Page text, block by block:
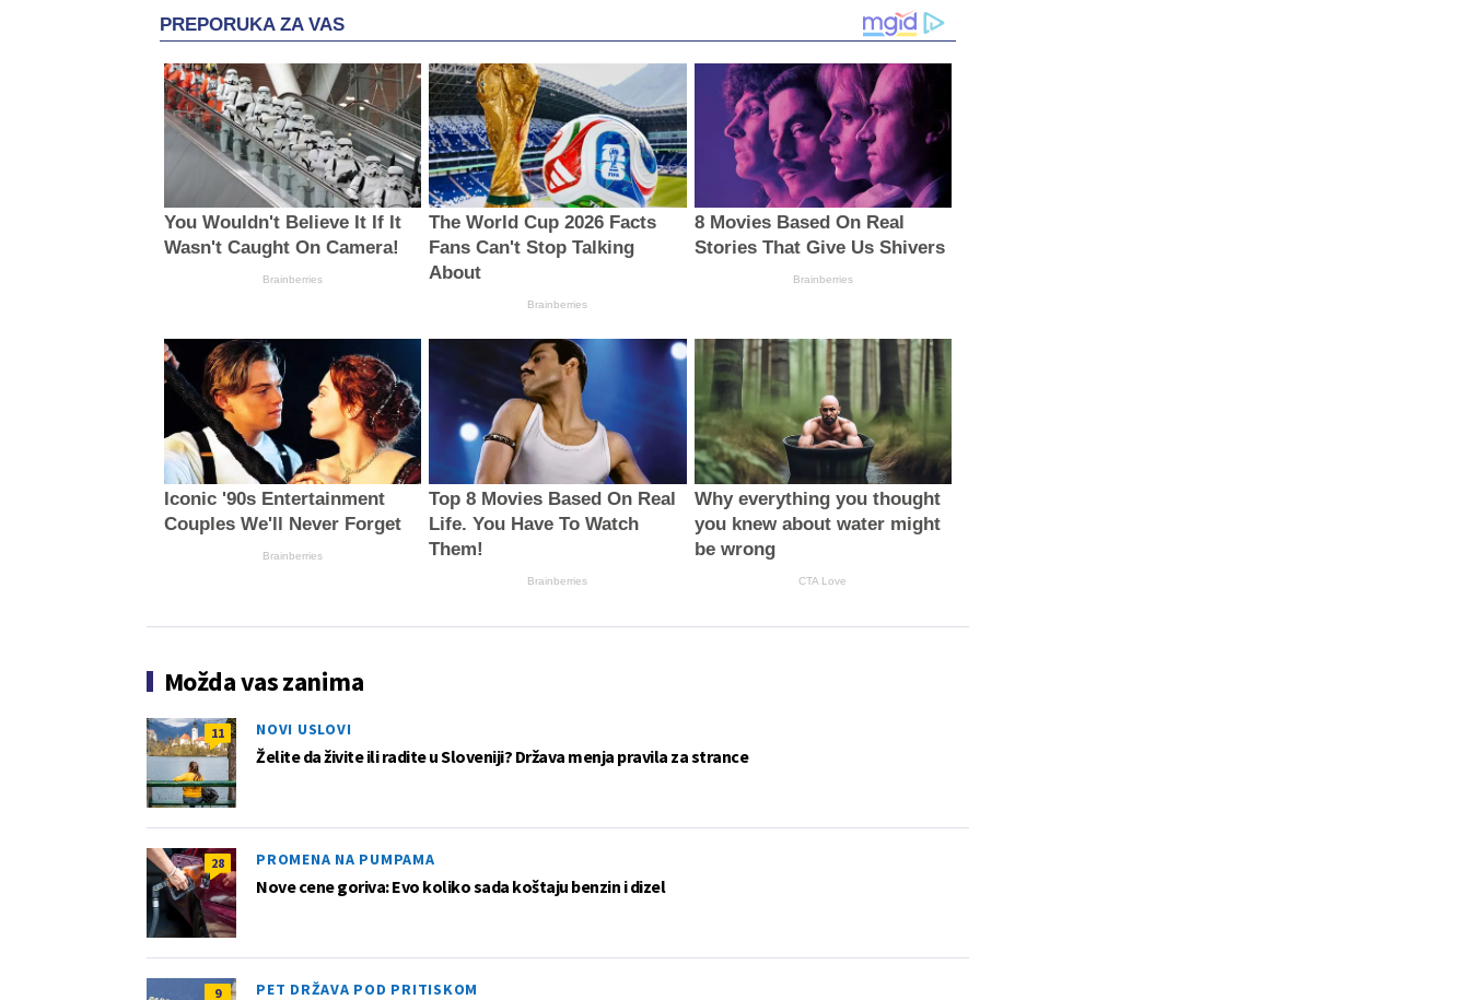
PREPORUKA ZA VAS
You Wouldn't Believe It If It
Wasn't Caught On Camera!
Brainberries
The World Cup 2026 Facts
Fans Can't Stop Talking
About
Brainberries
8 Movies Based On Real
Stories That Give Us Shivers
Brainberries
Iconic '90s Entertainment
Couples We'll Never Forget
Brainberries
Top 8 Movies Based On Real
Life. You Have To Watch
Them!
Brainberries
Why everything you thought
you knew about water might
be wrong
CTA Love
Možda vas zanima
11 NOVI USLOVI
Želite da živite ili radite u Sloveniji? Država menja pravila za strance
28 PROMENA NA PUMPAMA
Nove cene goriva: Evo koliko sada koštaju benzin i dizel
9 PET DRŽAVA POD PRITISKOM